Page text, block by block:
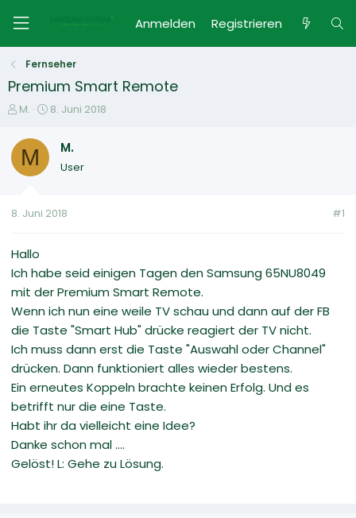
Anmelden Registrieren
Fernseher
Premium Smart Remote
E
s
e
e
M.
E
t
8. Juni 2018
M M.
User
8. Juni 2018 #1
Hallo
Ich habe seid einigen Tagen den Samsung 65NU8049
mit der Premium Smart Remote.
Wenn ich nun eine weile TV schau und dann auf der FB
die Taste "Smart Hub" drücke reagiert der TV nicht.
Ich muss dann erst die Taste "Auswahl oder Channel"
drücken. Dann funktioniert alles wieder bestens.
Ein erneutes Koppeln brachte keinen Erfolg. Und es
betrifft nur die eine Taste.
Habt ihr da vielleicht eine Idee?
Danke schon mal ....
Gelöst! L: Gehe zu Lösung.